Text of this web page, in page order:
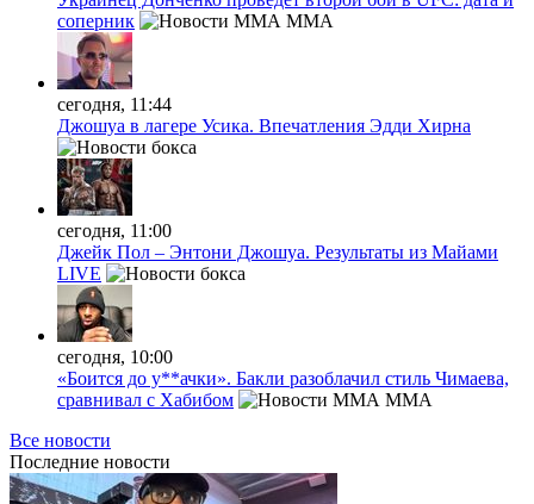
соперник
MMA
сегодня, 11:44
Джошуа в лагере Усика. Впечатления Эдди Хирна
сегодня, 11:00
Джейк Пол – Энтони Джошуа. Результаты из Майами
LIVE
сегодня, 10:00
«Боится до у**ачки». Бакли разоблачил стиль Чимаева,
сравнивал с Хабибом
MMA
Все новости
Последние новости